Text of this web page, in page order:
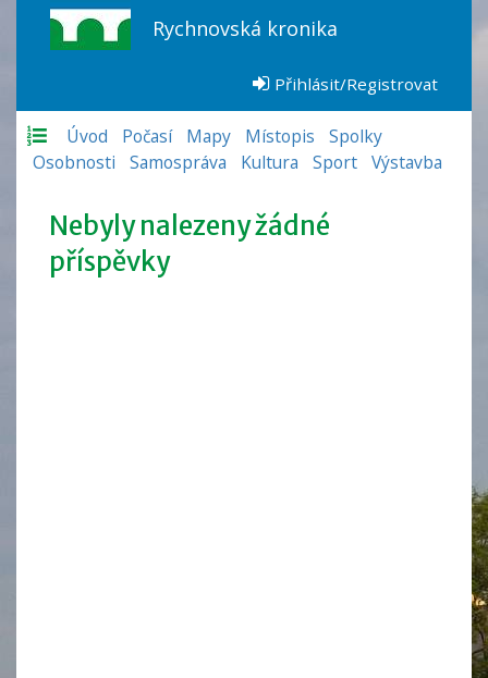
Rychnovská kronika
Přihlásit/Registrovat
Úvod Počasí Mapy Místopis
Spolky
Osobnosti
Samospráva Kultura Sport Výstavba
Nebyly nalezeny žádné
příspěvky